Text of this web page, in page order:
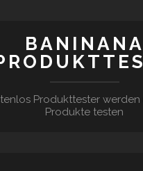
BANINANA
Produkttester
Produkte testen